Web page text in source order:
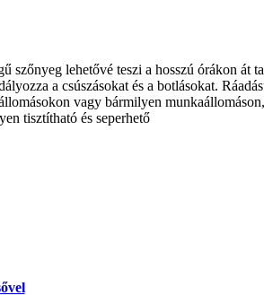
szőnyeg lehetővé teszi a hosszú órákon át
a csúszásokat és a botlásokat.
vagy bármilyen
tisztítható és seperhető